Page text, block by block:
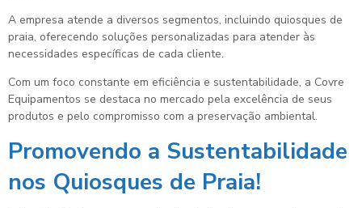
A empresa atende a diversos segmentos, incluindo quiosques de
praia, oferecendo soluções personalizadas para atender às
necessidades específicas de cada cliente.
Com um foco constante em eficiência e sustentabilidade, a Covre
Equipamentos se destaca no mercado pela excelência de seus
produtos e pelo compromisso com a preservação ambiental.
Promovendo a Sustentabilidade
nos Quiosques de Praia!